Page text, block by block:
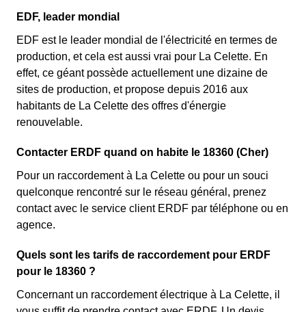
EDF, leader mondial
EDF est le leader mondial de l'électricité en termes de
production, et cela est aussi vrai pour La Celette. En
effet, ce géant possède actuellement une dizaine de
sites de production, et propose depuis 2016 aux
habitants de La Celette des offres d'énergie
renouvelable.
Contacter ERDF quand on habite le 18360 (Cher)
Pour un raccordement à La Celette ou pour un souci
quelconque rencontré sur le réseau général, prenez
contact avec le service client ERDF par téléphone ou en
agence.
Quels sont les tarifs de raccordement pour ERDF
pour le 18360 ?
Concernant un raccordement électrique à La Celette, il